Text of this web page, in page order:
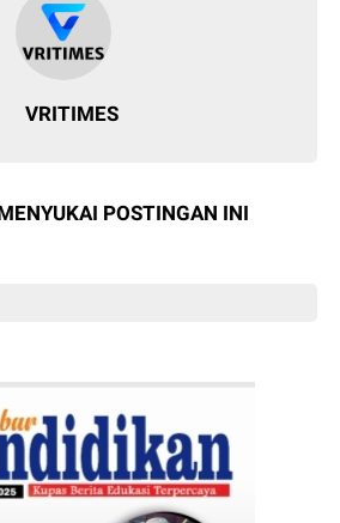
VRITIMES
POSTINGAN INI